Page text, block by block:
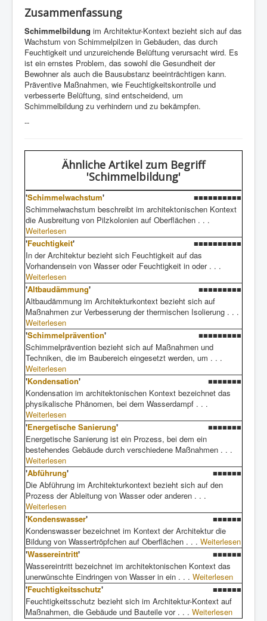
Zusammenfassung
Schimmelbildung im Architektur-Kontext bezieht sich auf das
Wachstum von Schimmelpilzen in Gebäuden, das durch
Feuchtigkeit und unzureichende Belüftung verursacht wird. Es
ist ein ernstes Problem, das sowohl die Gesundheit der
Bewohner als auch die Bausubstanz beeinträchtigen kann.
Präventive Maßnahmen, wie Feuchtigkeitskontrolle und
verbesserte Belüftung, sind entscheidend, um
Schimmelbildung zu verhindern und zu bekämpfen.
--
Ähnliche Artikel zum Begriff
'Schimmelbildung'
'Schimmelwachstum'
■■■■■■■■■■
Schimmelwachstum beschreibt im architektonischen Kontext
die Ausbreitung von Pilzkolonien auf Oberflächen . . .
Weiterlesen
'Feuchtigkeit'
■■■■■■■■■■
In der Architektur bezieht sich Feuchtigkeit auf das
Vorhandensein von Wasser oder Feuchtigkeit in oder . . .
Weiterlesen
'Altbaudämmung'
■■■■■■■■■
Altbaudämmung im Architekturkontext bezieht sich auf
Maßnahmen zur Verbesserung der thermischen Isolierung . . .
Weiterlesen
'Schimmelprävention'
■■■■■■■■■
Schimmelprävention bezieht sich auf Maßnahmen und
Techniken, die im Baubereich eingesetzt werden, um . . .
Weiterlesen
'Kondensation'
■■■■■■■
Kondensation im architektonischen Kontext bezeichnet das
physikalische Phänomen, bei dem Wasserdampf . . .
Weiterlesen
'Energetische Sanierung'
■■■■■■■
Energetische Sanierung ist ein Prozess, bei dem ein
bestehendes Gebäude durch verschiedene Maßnahmen . . .
Weiterlesen
'Abführung'
■■■■■■
Die Abführung im Architekturkontext bezieht sich auf den
Prozess der Ableitung von Wasser oder anderen . . .
Weiterlesen
'Kondenswasser'
■■■■■■
Kondenswasser bezeichnet im Kontext der Architektur die
Bildung von Wassertröpfchen auf Oberflächen . . . Weiterlesen
'Wassereintritt'
■■■■■■
Wassereintritt bezeichnet im architektonischen Kontext das
unerwünschte Eindringen von Wasser in ein . . . Weiterlesen
'Feuchtigkeitsschutz'
■■■■■■
Feuchtigkeitsschutz bezieht sich im Architektur-Kontext auf
Maßnahmen, die Gebäude und Bauteile vor . . . Weiterlesen